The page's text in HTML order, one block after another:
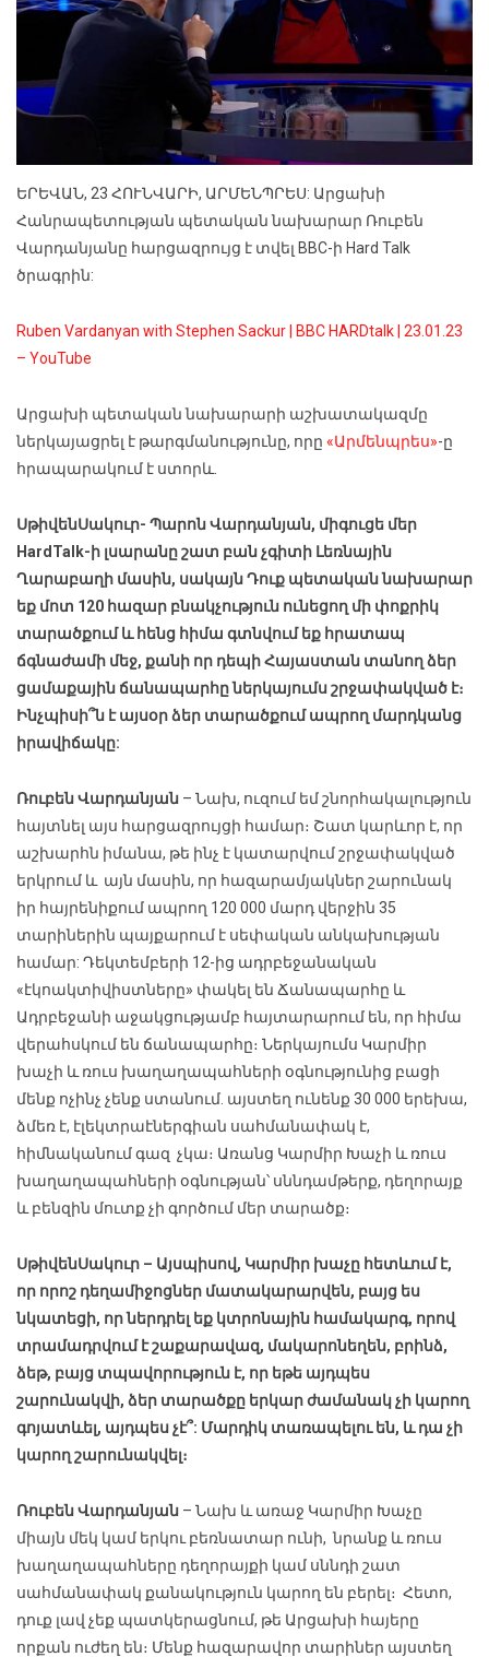
ԵՐԵՎԱՆ, 23 ՀՈՒՆՎԱՐԻ, ԱՐՄԵՆՊՐԵՍ: Արցախի
Հանրապետության պետական նախարար Ռուբեն
Վարդանյանը հարցազրույց է տվել BBC-ի Hard Talk
ծրագրին:
Ruben Vardanyan with Stephen Sackur | BBC HARDtalk | 23.01.23
– YouTube
Արցախի պետական նախարարի աշխատակազմը
ներկայացրել է թարգմանությունը, որը «Արմենպրես»-ը
հրապարակում է ստորև.
ՍթիվենՍակուր- Պարոն Վարդանյան, միգուցե մեր
HardTalk-ի լսարանը շատ բան չգիտի Լեռնային
Ղարաբաղի մասին, սակայն Դուք պետական նախարար
եք մոտ 120 հազար բնակչություն ունեցող մի փոքրիկ
տարածքում և հենց հիմա գտնվում եք հրատապ
ճգնաժամի մեջ, քանի որ դեպի Հայաստան տանող ձեր
ցամաքային ճանապարհը ներկայումս շրջափակված է։
Ինչպիսի՞ն է այսօր ձեր տարածքում ապրող մարդկանց
իրավիճակը:
Ռուբեն Վարդանյան – Նախ, ուզում եմ շնորհակալություն
հայտնել այս հարցազրույցի համար։ Շատ կարևոր է, որ
աշխարհն իմանա, թե ինչ է կատարվում շրջափակված
երկրում և այն մասին, որ հազարամյակներ շարունակ
իր հայրենիքում ապրող 120 000 մարդ վերջին 35
տարիներին պայքարում է սեփական անկախության
համար: Դեկտեմբերի 12-ից ադրբեջանական
«էկոակտիվիստները» փակել են Ճանապարհը և
Ադրբեջանի աջակցությամբ հայտարարում են, որ հիմա
վերահսկում են ճանապարհը։ Ներկայումս Կարմիր
խաչի և ռուս խաղաղապահների օգնությունից բացի
մենք ոչինչ չենք ստանում. այստեղ ունենք 30 000 երեխա,
ձմեռ է, էլեկտրաէներգիան սահմանափակ է,
հիմնականում գազ չկա։ Առանց Կարմիր Խաչի և ռուս
խաղաղապահների օգնության՝ սննդամթերք, դեղորայք
և բենզին մուտք չի գործում մեր տարածք։
ՍթիվենՍակուր – Այսպիսով, Կարմիր խաչը հետևում է,
որ որոշ դեղամիջոցներ մատակարարվեն, բայց ես
նկատեցի, որ ներդրել եք կտրոնային համակարգ, որով
տրամադրվում է շաքարավազ, մակարոնեղեն, բրինձ,
ձեթ, բայց տպավորություն է, որ եթե այդպես
շարունակվի, ձեր տարածքը երկար ժամանակ չի կարող
գոյատևել, այդպես չէ՞: Մարդիկ տառապելու են, և դա չի
կարող շարունակվել։
Ռուբեն Վարդանյան – Նախ և առաջ Կարմիր Խաչը
միայն մեկ կամ երկու բեռնատար ունի, նրանք և ռուս
խաղաղապահները դեղորայքի կամ սննդի շատ
սահմանափակ քանակություն կարող են բերել։ Հետո,
դուք լավ չեք պատկերացնում, թե Արցախի հայերը
որքան ուժեղ են։ Մենք հազարավոր տարիներ այստեղ